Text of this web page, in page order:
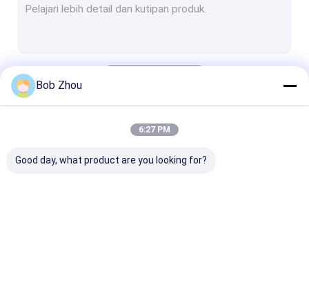
Bob Zhou
6:27 PM
Good day, what product are you looking for?